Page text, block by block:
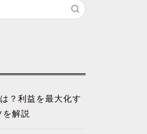
？利益を最大化す
を解説